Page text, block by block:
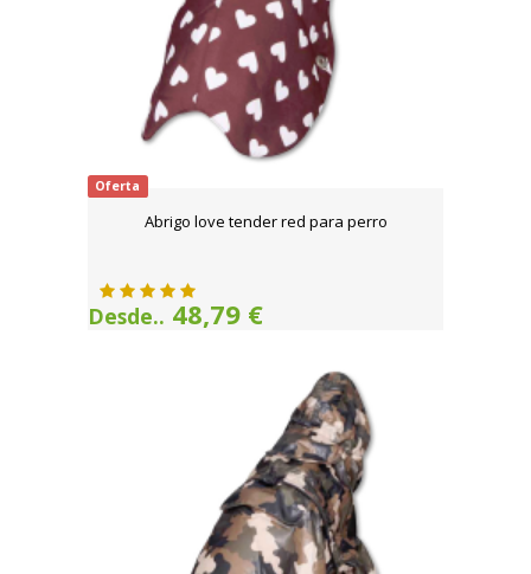
Oferta
Abrigo love tender red para perro
Desde.. 48,79 €